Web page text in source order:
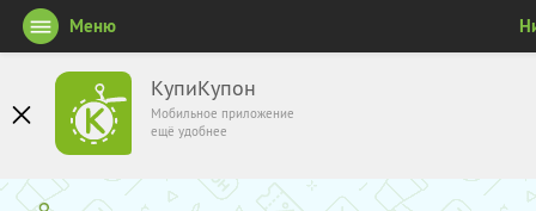
КупиКупон
Мобильное приложение
ещё удобнее
Меню